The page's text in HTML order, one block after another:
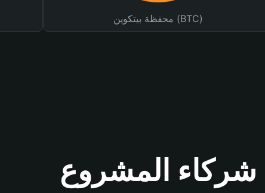
محفظة بيتكوين (BTC)
شركاء المشروع